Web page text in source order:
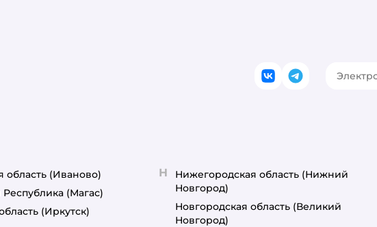
ВКонтакте
Telegram
область (Иваново)
(Магас)
(Иркутск)
Н Нижегородская область (Нижний
Новгород)
Новгородская область (Великий
Новгород)